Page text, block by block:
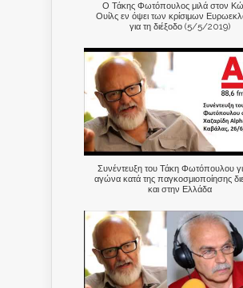
Ο Τάκης Φωτόπουλος μιλά στον
Ουίλς εν όψει των κρίσιμων
για τη διέξοδο (5/5/2019)
Συνέντευξη του Τάκη Φωτόπουλου
αγώνα κατά της παγκοσμιοποίησης
και στην Ελλάδα